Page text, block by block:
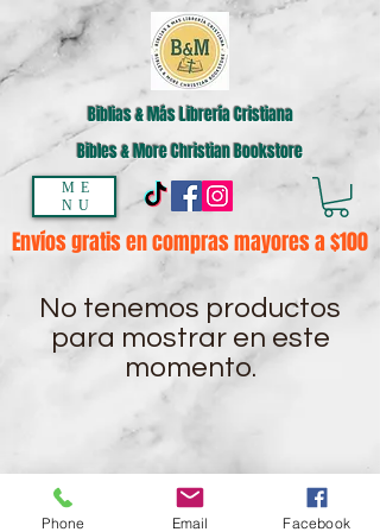
ME
NU
Biblias & Más Librería Cristiana
Bibles & More Christian Bookstore
Envíos gratis en compras mayores a $100
No tenemos productos
para mostrar en este
momento.
Phone Email Facebook